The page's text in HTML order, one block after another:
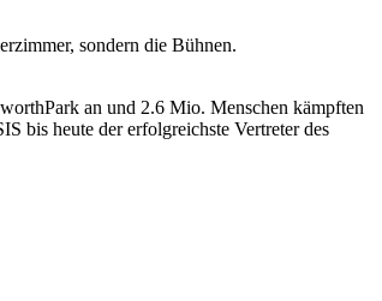
sondern die Bühnen.
an und 2.6 Mio. Menschen kämpften
bis heute der erfolgreichste Vertreter des